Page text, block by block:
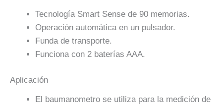
Tecnología Smart Sense de 90 memorias.
Operación automática en un pulsador.
Funda de transporte.
Funciona con 2 baterías AAA.
Aplicación
El baumanometro se utiliza para la medición de